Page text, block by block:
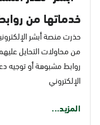
خدماتها من
إلكتروني
حذرت منصة أبشر
من محاولات التحايل
روابط مشبوهة أو توجيه
الإلكتروني
المزيد...